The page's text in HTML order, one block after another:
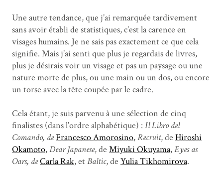
Une autre tendance, que j’ai remarquée tardivement
sans avoir établi de statistiques, c’est la carence en
visages humains. Je ne sais pas exactement ce que cela
signifie. Mais j’ai senti que plus je regardais de livres,
plus je désirais voir un visage et pas un paysage ou une
nature morte de plus, ou une main ou un dos, ou encore
un torse avec la tête coupée par le cadre.
Cela étant, je suis parvenu à une sélection de cinq
finalistes (dans l’ordre alphabétique) : Il Libro del
Comando, deFrancesco Amorosino,Recruit, de Hiroshi
Okamoto,Dear Japanese, de Miyuki Okuyama,Eyes as
Oars, deCarla Rak, etBaltic, de Yulia Tikhomirova.